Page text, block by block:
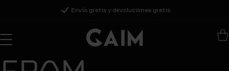
Envío gratis y devoluciones gratis